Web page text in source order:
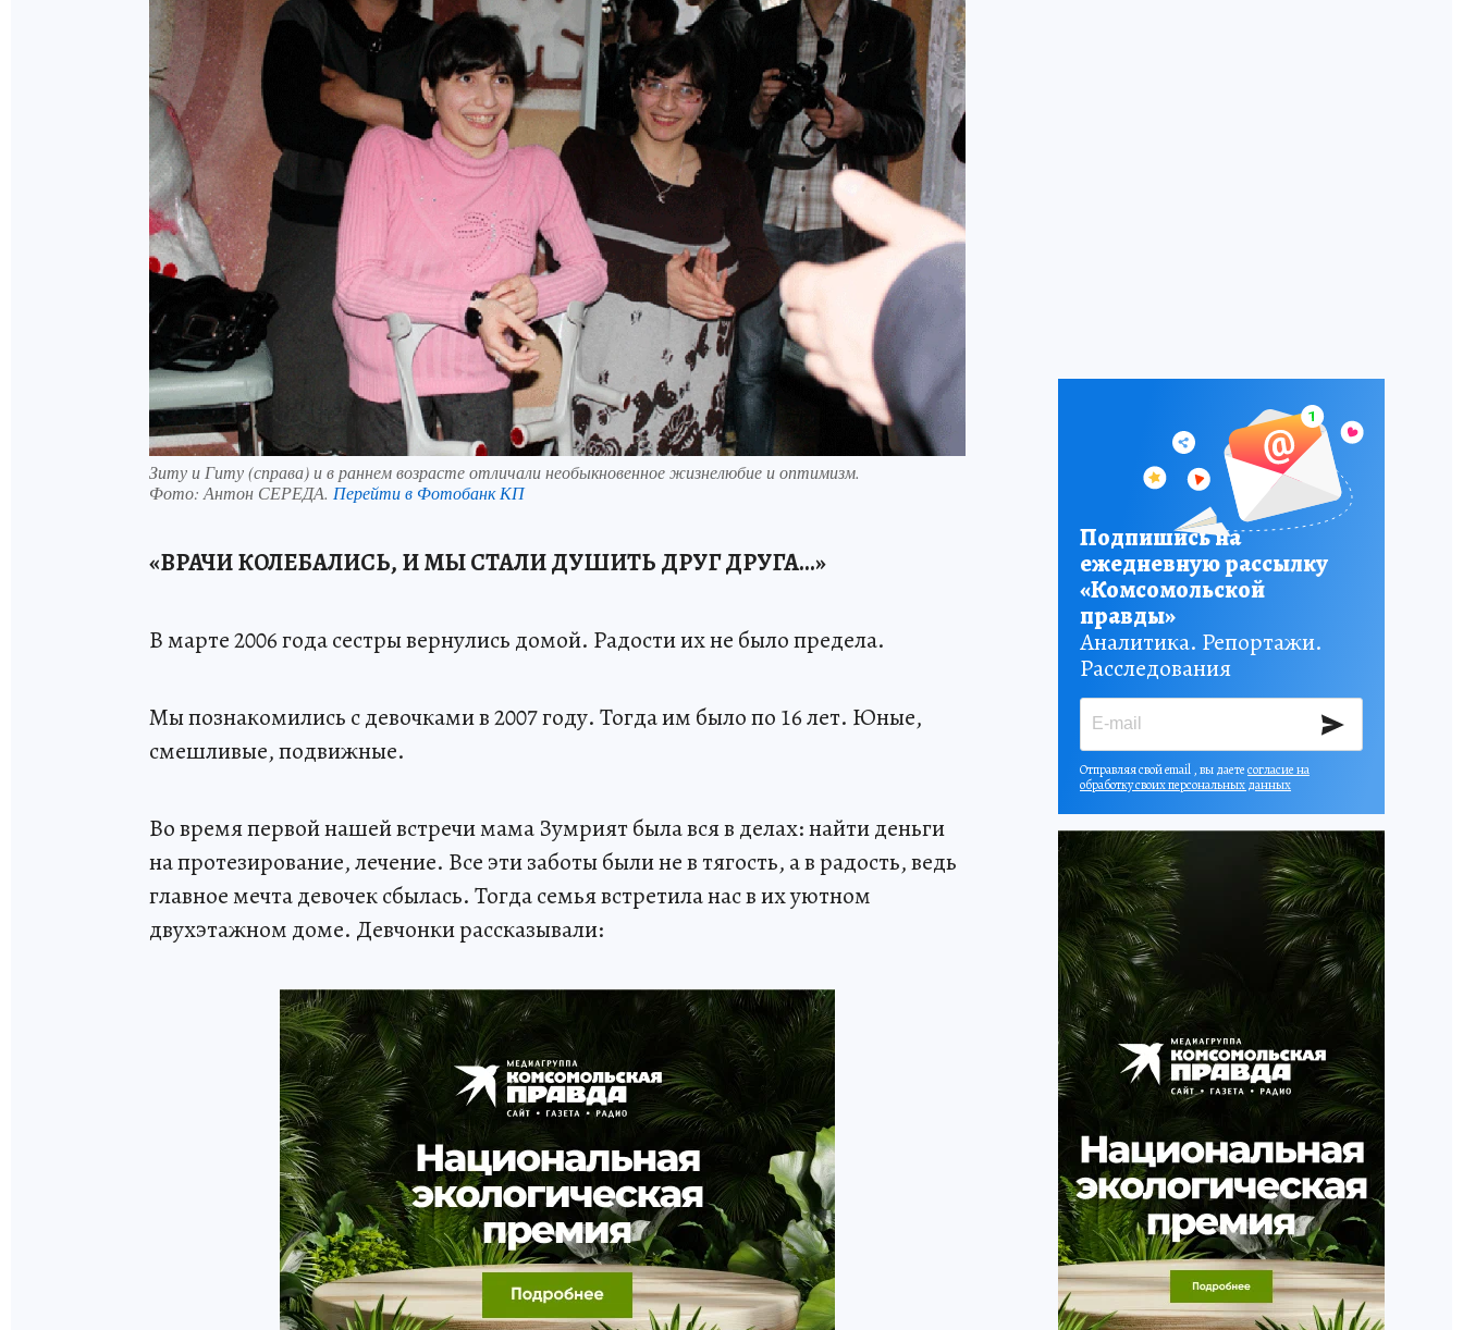
Зиту и Гиту (справа) и в раннем возрасте отличали необыкновенное жизнелюбие и оптимизм.
Фото: Антон СЕРЕДА. Перейти в Фотобанк КП
«ВРАЧИ КОЛЕБАЛИСЬ, И МЫ СТАЛИ ДУШИТЬ ДРУГ ДРУГА...»
В марте 2006 года сестры вернулись домой. Радости их не было предела.
Мы познакомились с девочками в 2007 году. Тогда им было по 16 лет. Юные,
смешливые, подвижные.
Во время первой нашей встречи мама Зумрият была вся в делах: найти деньги
на протезирование, лечение. Все эти заботы были не в тягость, а в радость, ведь
главное мечта девочек сбылась. Тогда семья встретила нас в их уютном
двухэтажном доме. Девчонки рассказывали:
Подпишись на
ежедневную рассылку
«Комсомольской
правды»
Аналитика. Репортажи.
Расследования
Отправляя свой email , вы даетесогласие на
обработку своих персональных данных